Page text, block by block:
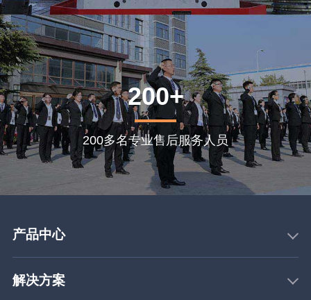
200+
200多名专业售后服务人员
产品中心
解决方案